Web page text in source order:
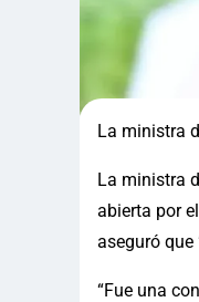
La ministra
La ministra
abierta por
aseguró que
“Fue una